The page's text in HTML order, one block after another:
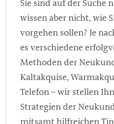
Sie sind auf der Suche
wissen aber nicht, wie
vorgehen sollen? Je
es verschiedene
Methoden der
Kaltakquise,
Telefon – wir stellen
Strategien der
mitsamt hilfreichen